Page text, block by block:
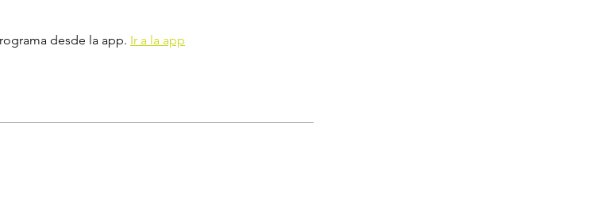
desde la app. Ir a la app